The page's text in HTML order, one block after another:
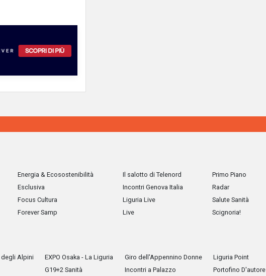
Energia & Ecosostenibilità
Esclusiva
Focus Cultura
Forever Samp
Il salotto di Telenord
Incontri Genova Italia
Liguria Live
Live
Primo Piano
Radar
Salute Sanità
Scignoria!
degli Alpini
EXPO Osaka - La Liguria
G19+2 Sanità
Giro dell'Appennino Donne
Incontri a Palazzo
Liguria Point
Portofino D'autore